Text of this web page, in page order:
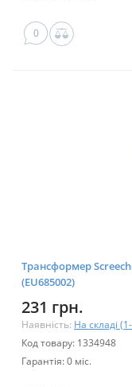
0
Трансформер
(EU685002)
231 грн.
Наявність: На складі
Код товару: 1334948
Гарантія: 0 міс.